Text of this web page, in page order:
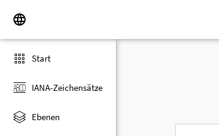
Start
IANA-Zeichensätze
Ebenen